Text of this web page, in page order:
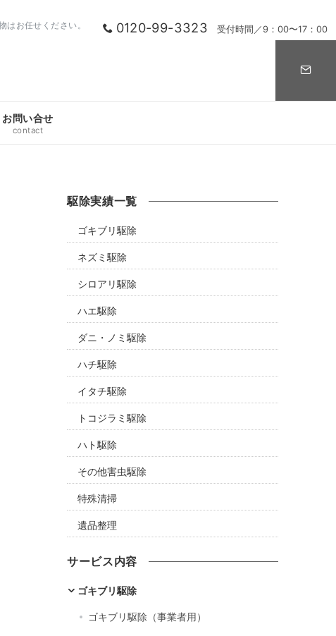
0120-99-3323 受付時間／9：00〜17：00
お任せください。
お問い合せ
contact
駆除実績一覧
ゴキブリ駆除
ネズミ駆除
シロアリ駆除
ハエ駆除
ダニ・ノミ駆除
ハチ駆除
イタチ駆除
トコジラミ駆除
ハト駆除
その他害虫駆除
特殊清掃
遺品整理
サービス内容
ゴキブリ駆除
ゴキブリ駆除（事業者用）